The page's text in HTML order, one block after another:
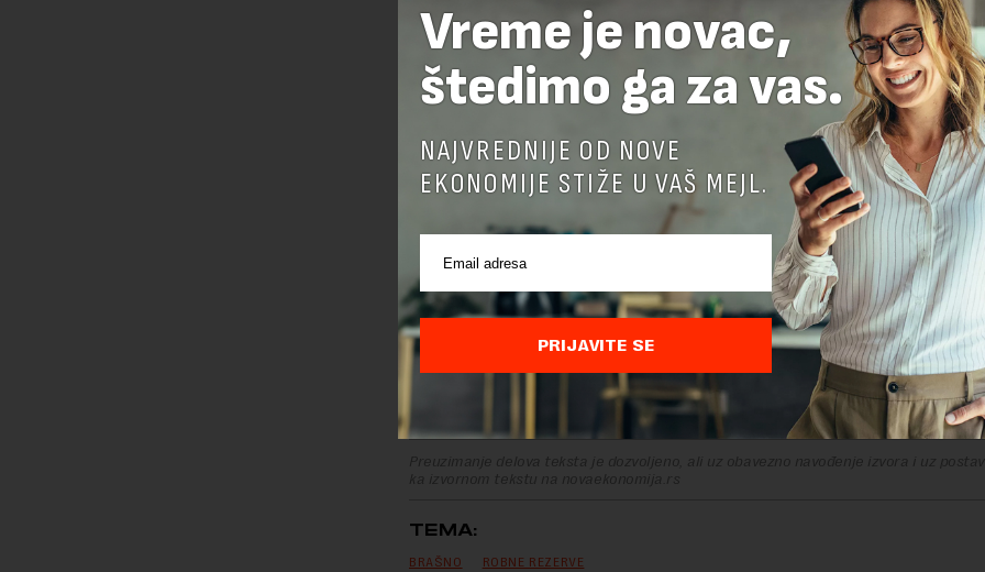
Preuzimanje delova teksta je dozvoljeno, ali uz obavezno navođenje izvora i uz
ka izvornom tekstu na novaekonomija.rs
TEMA:
BRAŠNO ROBNE REZERVE
Vreme je novac,
štedimo ga za vas.
NAJVREDNIJE OD NOVE
EKONOMIJE STIŽE U VAŠ MEJL.
PRIJAVITE SE